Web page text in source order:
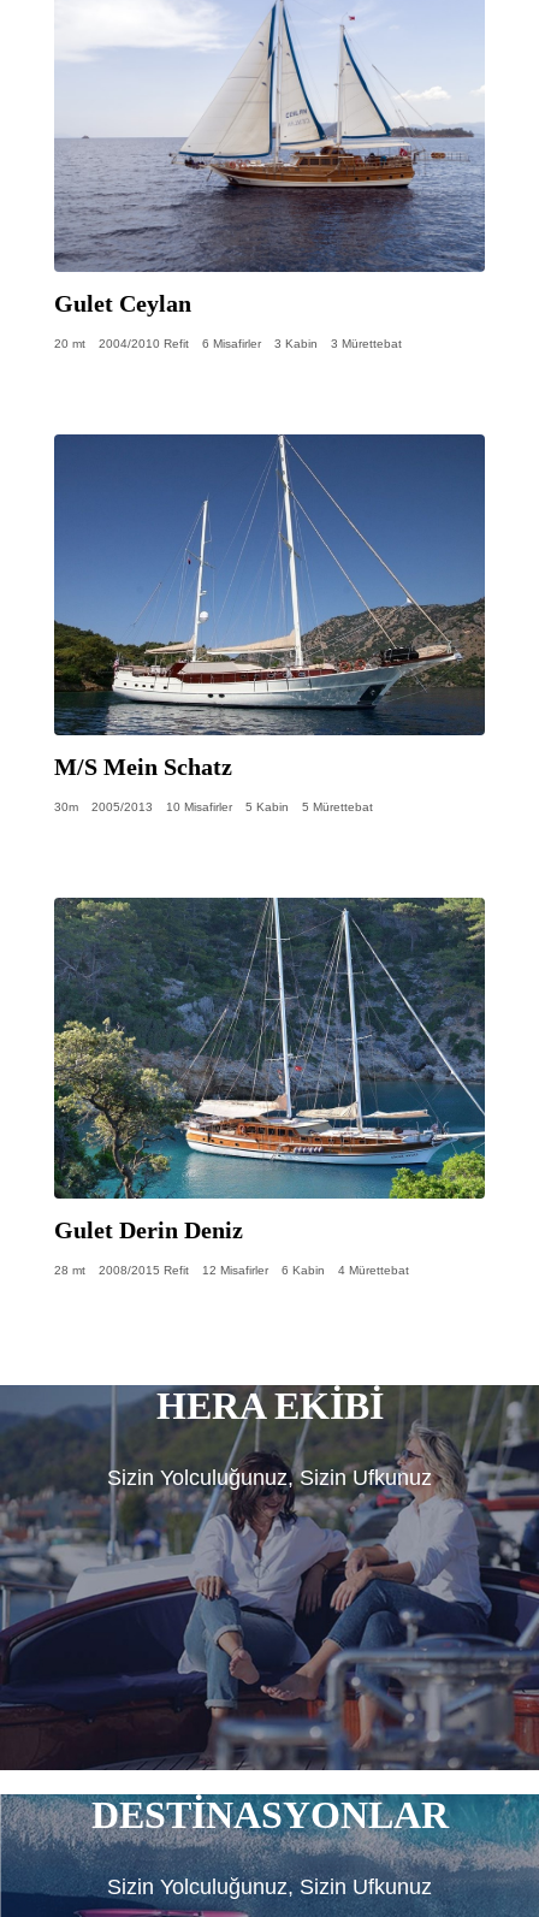
Gulet Ceylan
20 mt 2004/2010 Refit 6 Misafirler 3 Kabin 3 Mürettebat
M/S Mein Schatz
30m 2005/2013 10 Misafirler 5 Kabin 5 Mürettebat
Gulet Derin Deniz
28 mt 2008/2015 Refit 12 Misafirler 6 Kabin 4 Mürettebat
HERA EKİBİ
Sizin Yolculuğunuz, Sizin Ufkunuz
DESTİNASYONLAR
Sizin Yolculuğunuz, Sizin Ufkunuz